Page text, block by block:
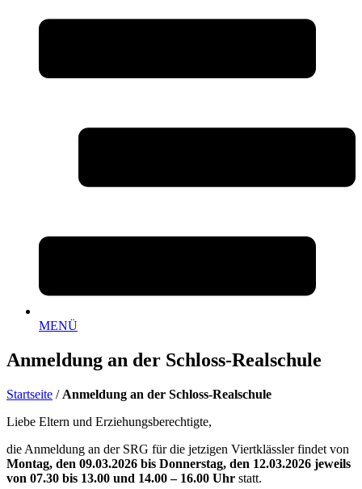
MENÜ
Anmeldung an der Schloss-Realschule
Startseite / Anmeldung an der Schloss-Realschule
Liebe Eltern und Erziehungsberechtigte,
die Anmeldung an der SRG für die jetzigen Viertklässler findet von
Montag, den 09.03.2026 bis Donnerstag, den 12.03.2026 jeweils
von 07.30 bis 13.00 und 14.00 – 16.00 Uhr statt.